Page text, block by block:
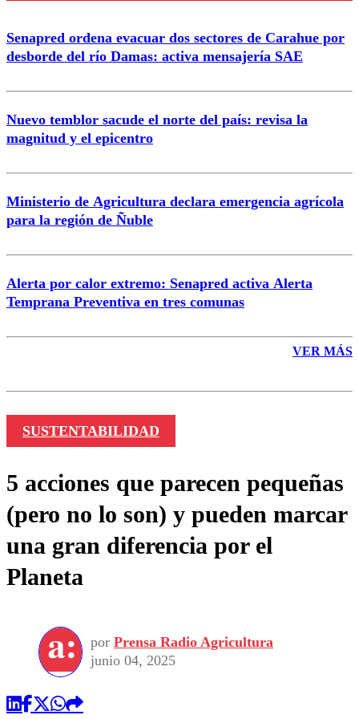
Correo
Senapred ordena evacuar dos sectores de Carahue por
desborde del río Damas: activa mensajería SAE
Nuevo temblor sacude el norte del país: revisa la
magnitud y el epicentro
Ministerio de Agricultura declara emergencia agrícola
para la región de Ñuble
Alerta por calor extremo: Senapred activa Alerta
Temprana Preventiva en tres comunas
VER MÁS
SUSTENTABILIDAD
5 acciones que parecen pequeñas
(pero no lo son) y pueden marcar
una gran diferencia por el
Planeta
por Prensa Radio Agricultura
junio 04, 2025